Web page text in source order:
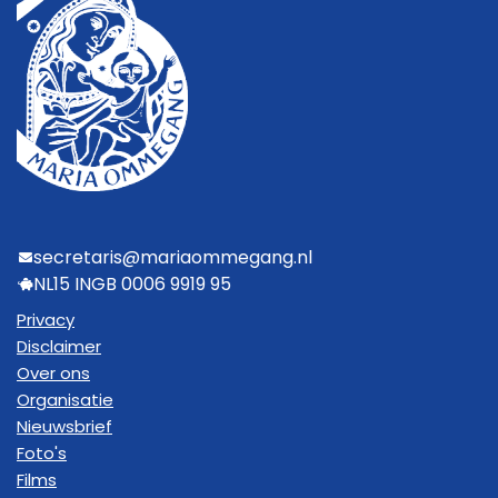
secretaris@mariaommegang.nl
NL15 INGB 0006 9919 95
Privacy
Disclaimer
Over ons
Organisatie
Nieuwsbrief
Foto's
Films